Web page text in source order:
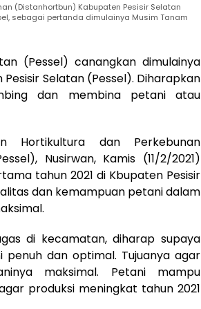
(Distanhortbun) Kabupaten Pesisir Selatan
sebagai pertanda dimulainya Musim Tanam
(Pessel) canangkan dimulainya
Selatan (Pessel). Diharapkan
dan membina petani atau
Hortikultura dan Perkebunan
Nusirwan, Kamis (11/2/2021)
tahun 2021 di Kbupaten Pesisir
dan kemampuan petani dalam
di kecamatan, diharap supaya
dan optimal. Tujuanya agar
maksimal. Petani mampu
produksi meningkat tahun 2021